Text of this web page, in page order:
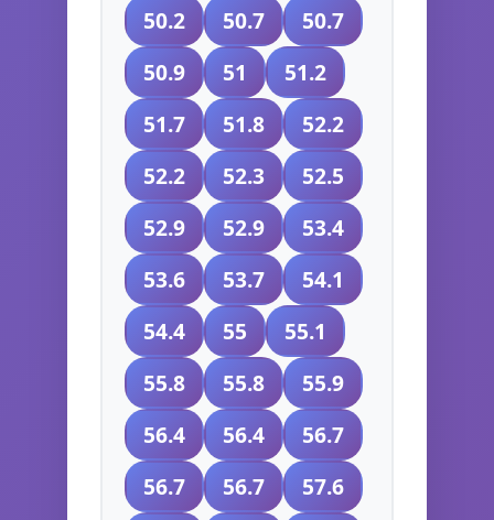
50.2
50.7
50.7
50.9
51
51.2
51.7
51.8
52.2
52.2
52.3
52.5
52.9
52.9
53.4
53.6
53.7
54.1
54.4
55
55.1
55.8
55.8
55.9
56.4
56.4
56.7
56.7
56.7
57.6